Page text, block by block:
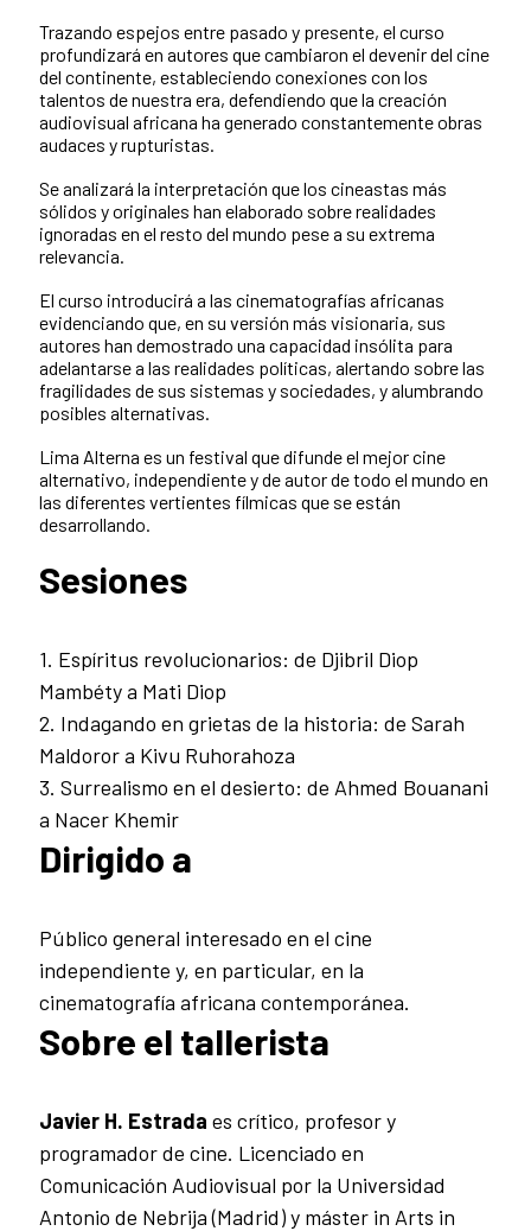
Trazando espejos entre pasado y presente, el curso
profundizará en autores que cambiaron el devenir del cine
del continente, estableciendo conexiones con los
talentos de nuestra era, defendiendo que la creación
audiovisual africana ha generado constantemente obras
audaces y rupturistas.
Se analizará la interpretación que los cineastas más
sólidos y originales han elaborado sobre realidades
ignoradas en el resto del mundo pese a su extrema
relevancia.
El curso introducirá a las cinematografías africanas
evidenciando que, en su versión más visionaria, sus
autores han demostrado una capacidad insólita para
adelantarse a las realidades políticas, alertando sobre las
fragilidades de sus sistemas y sociedades, y alumbrando
posibles alternativas.
Lima Alterna es un festival que difunde el mejor cine
alternativo, independiente y de autor de todo el mundo en
las diferentes vertientes fílmicas que se están
desarrollando.
Sesiones
1. Espíritus revolucionarios: de Djibril Diop
Mambéty a Mati Diop
2️. Indagando en grietas de la historia: de Sarah
Maldoror a Kivu Ruhorahoza
3️. Surrealismo en el desierto: de Ahmed Bouanani
a Nacer Khemir
Dirigido a
Público general interesado en el cine
independiente y, en particular, en la
cinematografía africana contemporánea.
Sobre el tallerista
Javier H. Estrada es crítico, profesor y
programador de cine. Licenciado en
Comunicación Audiovisual por la Universidad
Antonio de Nebrija (Madrid) y máster in Arts in